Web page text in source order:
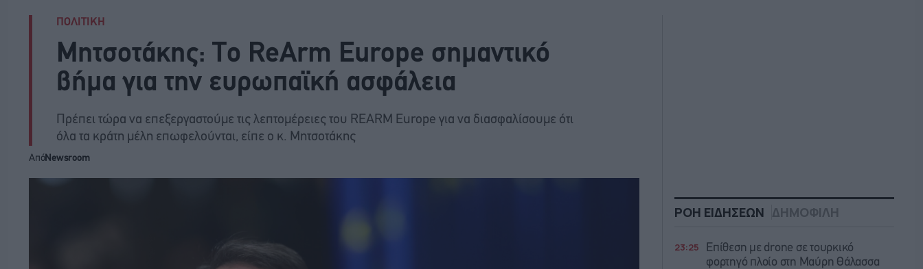
ΠΟΛΙΤΙΚΗ
Μητσοτάκης: Το ReArm Europe σημαντικό
βήμα για την ευρωπαϊκή ασφάλεια
Πρέπει τώρα να επεξεργαστούμε τις λεπτομέρειες του REARM Europe για να διασφαλίσουμε ότι
όλα τα κράτη μέλη επωφελούνται, είπε ο κ. Μητσοτάκης
ΑπόNewsroom
ΡΟΗ ΕΙΔΗΣΕΩΝ ΔΗΜΟΦΙΛΗ
23:25
Επίθεση με drone σε τουρκικό
φορτηγό πλοίο στη Μαύρη Θάλασσα